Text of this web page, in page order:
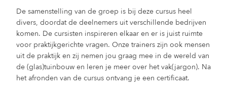
De samenstelling van de groep is bij deze cursus heel
divers, doordat de deelnemers uit verschillende bedrijven
komen. De cursisten inspireren elkaar en er is juist ruimte
voor praktijkgerichte vragen. Onze trainers zijn ook mensen
uit de praktijk en zij nemen jou graag mee in de wereld van
de (glas)tuinbouw en leren je meer over het vak(jargon). Na
het afronden van de cursus ontvang je een certificaat.